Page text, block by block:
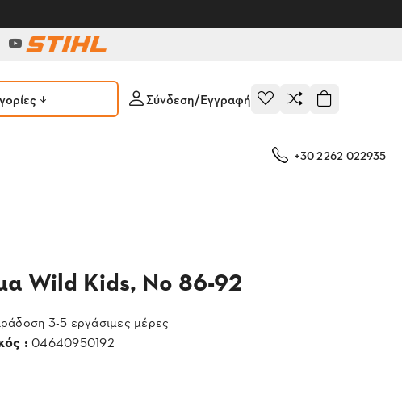
Σύνδεση/Εγγραφή
+30 2262 022935
Wild Kids, Νο 86-92
3-5 εργάσιμες μέρες
: 04640950192